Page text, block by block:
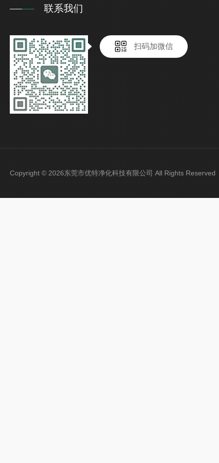
联系我们
扫码加微信
Copyright © 2026东莞市优特净化科技有限公司 All Rights